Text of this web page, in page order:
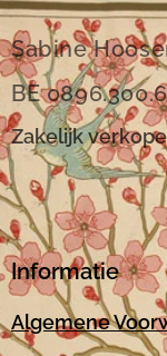
Sabine
BE
Zakelijk
Informatie
Algemene